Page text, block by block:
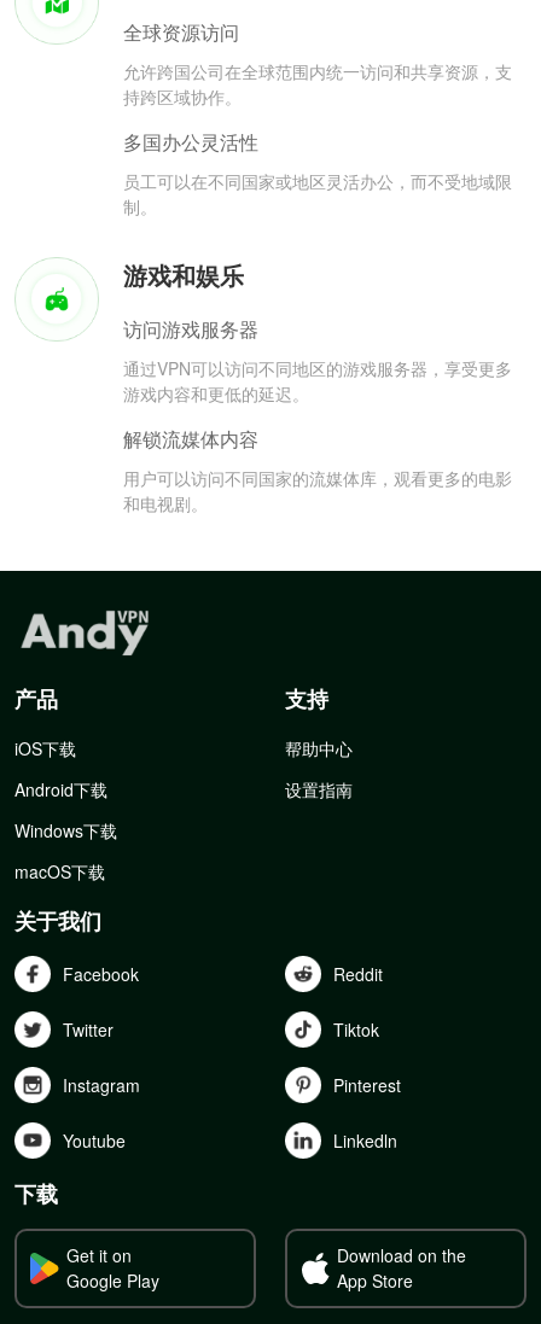
全球资源访问
允许跨国公司在全球范围内统一访问和共享资源，支
持跨区域协作。
多国办公灵活性
员工可以在不同国家或地区灵活办公，而不受地域限
制。
游戏和娱乐
访问游戏服务器
通过VPN可以访问不同地区的游戏服务器，享受更多
游戏内容和更低的延迟。
解锁流媒体内容
用户可以访问不同国家的流媒体库，观看更多的电影
和电视剧。
产品
iOS下载
Android下载
Windows下载
macOS下载
支持
帮助中心
设置指南
关于我们
Facebook Reddit
Twitter Tiktok
Instagram Pinterest
Youtube Linkedln
下载
Get it on
Google Play
Download on the
App Store